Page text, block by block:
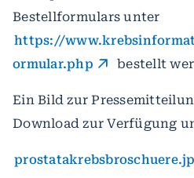
Bestellformulars unter
https://
ormular.php
bestellt
Ein Bild zur
Download zur Verfügung